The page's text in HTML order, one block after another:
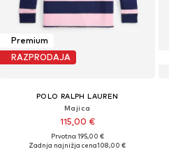
Premium
RAZPRODAJA
POLO RALPH LAUREN
Majica
115,00 €
Prvotno: 195,00 €
Zadnja najnižja cena108,00 €